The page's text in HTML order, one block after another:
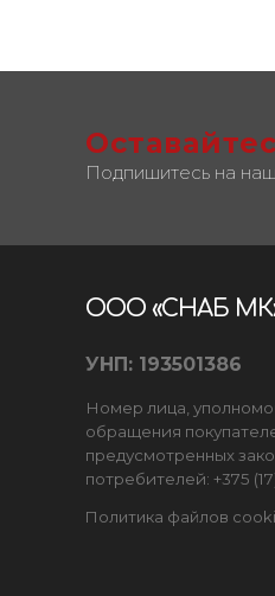
Подпишитесь на
ООО «СНАБ
УНП: 193501386
Номер лица,
обращения
предусмотренных
потребителей: +375 (17)
Политика файлов